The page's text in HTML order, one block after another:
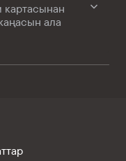
ала